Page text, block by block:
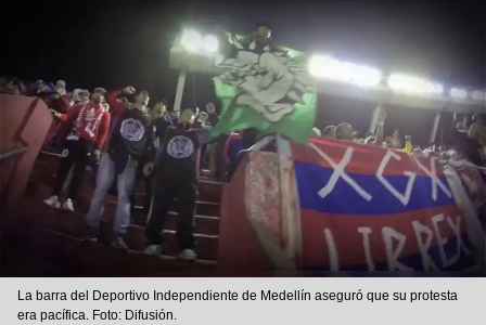
La barra del Deportivo Independiente de Medellín aseguró que su protesta
era pacífica. Foto: Difusión.